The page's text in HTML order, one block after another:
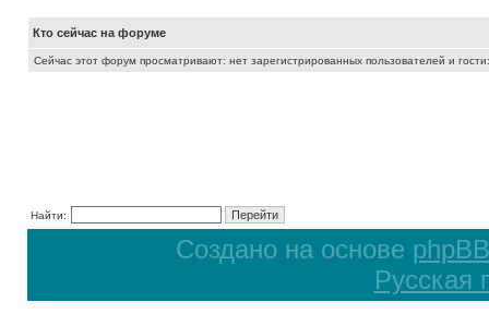
Кто сейчас на форуме
Сейчас этот форум просматривают: нет зарегистрированных пользователей и
Найти:
Создано на основе phpBB
Русская